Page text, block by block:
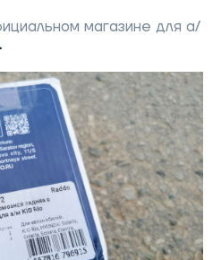
магазине для а/